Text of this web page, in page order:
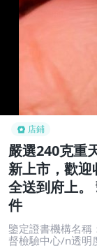
店鋪
嚴選240克重
新上市，歡
全送到府上。
件
鑒定證書機構名
督檢驗中心/n透明